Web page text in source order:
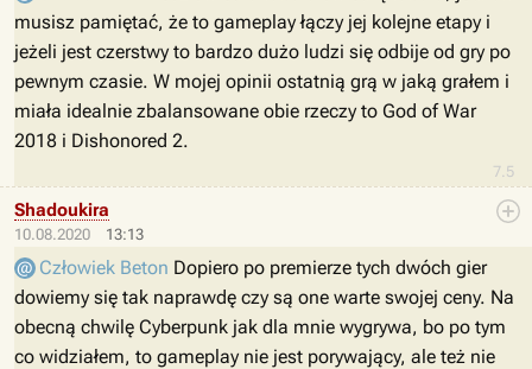
7.5
musisz pamiętać, że to gameplay łączy jej kolejne etapy i
jeżeli jest czerstwy to bardzo dużo ludzi się odbije od gry po
pewnym czasie. W mojej opinii ostatnią grą w jaką grałem i
miała idealnie zbalansowane obie rzeczy to God of War
2018 i Dishonored 2.
10.08.2020 13:13
Shadoukira
Człowiek Beton Dopiero po premierze tych dwóch gier
dowiemy się tak naprawdę czy są one warte swojej ceny. Na
obecną chwilę Cyberpunk jak dla mnie wygrywa, bo po tym
co widziałem, to gameplay nie jest porywający, ale też nie